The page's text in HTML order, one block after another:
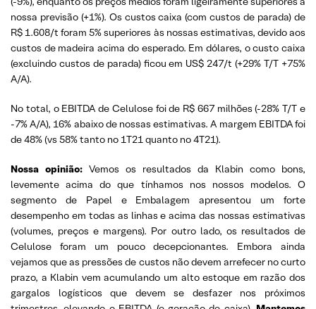
nossa previsão (+1%). Os custos caixa (com custos de parada) de
R$ 1.608/t foram 5% superiores às nossas estimativas, devido aos
custos de madeira acima do esperado. Em dólares, o custo caixa
(excluindo custos de parada) ficou em US$ 247/t (+29% T/T +75%
A/A).
No total, o EBITDA de Celulose foi de R$ 667 milhões (-28% T/T e
-7% A/A), 16% abaixo de nossas estimativas. A margem EBITDA foi
de 48% (vs 58% tanto no 1T21 quanto no 4T21).
Nossa opinião: Vemos os resultados da Klabin como bons,
levemente acima do que tínhamos nos nossos modelos. O
segmento de Papel e Embalagem apresentou um forte
desempenho em todas as linhas e acima das nossas estimativas
(volumes, preços e margens). Por outro lado, os resultados de
Celulose foram um pouco decepcionantes. Embora ainda
vejamos que as pressões de custos não devem arrefecer no curto
prazo, a Klabin vem acumulando um alto estoque em razão dos
gargalos logísticos que devem se desfazer nos próximos